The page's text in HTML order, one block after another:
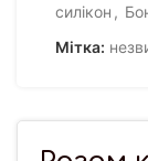
силікон ,
Мітка: